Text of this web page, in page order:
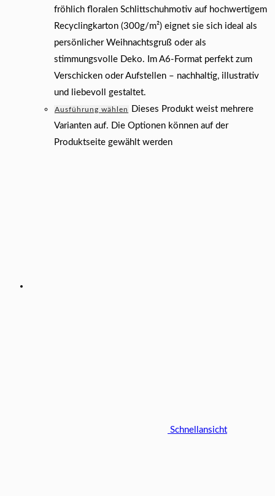
fröhlich floralen Schlittschuhmotiv auf hochwertigem
Recyclingkarton (300g/m²) eignet sie sich ideal als
persönlicher Weihnachtsgruß oder als
stimmungsvolle Deko. Im A6-Format perfekt zum
Verschicken oder Aufstellen – nachhaltig, illustrativ
und liebevoll gestaltet.
Ausführung wählen
Dieses Produkt weist mehrere
Varianten auf. Die Optionen können auf der
Produktseite gewählt werden
Schnellansicht